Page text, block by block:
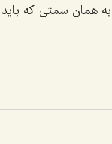
سمتی که باید